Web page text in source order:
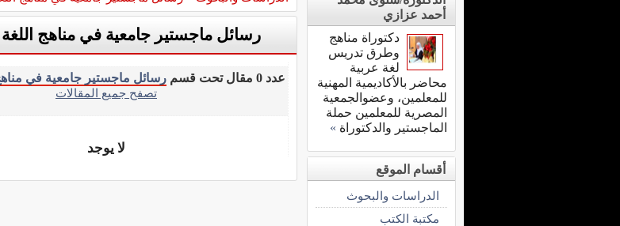
رسائل ماجستير جامعية في مناهج اللغة
عدد 0 مقال تحت قسم
رسائل ماجستير جامعية في مناهج
تصفح جميع المقالات
لا يوجد
أحمد عزازي
دكتوراة مناهج
وطرق تدريس
لغة عربية
محاضر بالأكاديمية المهنية
للمعلمين، وعضوالجمعية
المصرية للمعلمين حملة
الماجستير والدكتوراة »
أقسام الموقع
الدراسات والبحوث
مكتبة الكتب